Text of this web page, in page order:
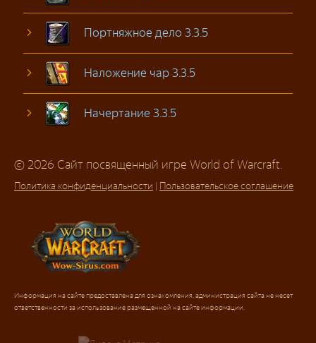
Портняжное дело 3.3.5
Наложение чар 3.3.5
Начертание 3.3.5
© 2026 Сайт посвященный игре World of Warcraft.
Политика конфиденциальности | Пользовательское соглашение
Информация на сайте предоставлена для ознакомления, администрация сайта не несет
ответственности за использование размещенной на сайте информации.